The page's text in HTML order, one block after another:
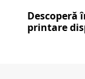
Descoperă
printare